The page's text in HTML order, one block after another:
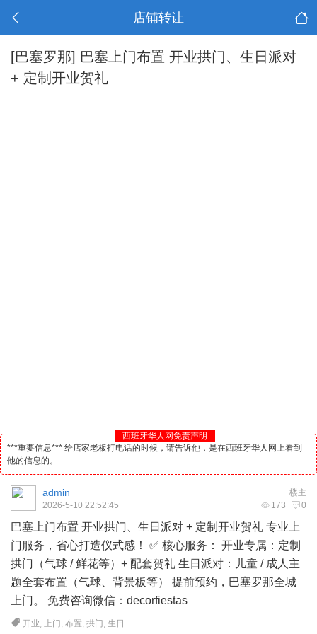
店铺转让
[巴塞罗那] 巴塞上门布置 开业拱门、生日派对
+ 定制开业贺礼
西班牙华人网免责声明
***重要信息*** 给店家老板打电话的时候，请告诉他，是在西班牙华人网上看到
他的信息的。
楼主
admin
173 0
2026-5-10 22:52:45
巴塞上门布置 开业拱门、生日派对 + 定制开业贺礼 专业上
门服务，省心打造仪式感！ ✅ 核心服务： 开业专属：定制
拱门（气球 / 鲜花等）+ 配套贺礼 生日派对：儿童 / 成人主
题全套布置（气球、背景板等） 提前预约，巴塞罗那全城
上门。 免费咨询微信：decorfiestas
开业, 上门 ,布置,拱门 ,生日